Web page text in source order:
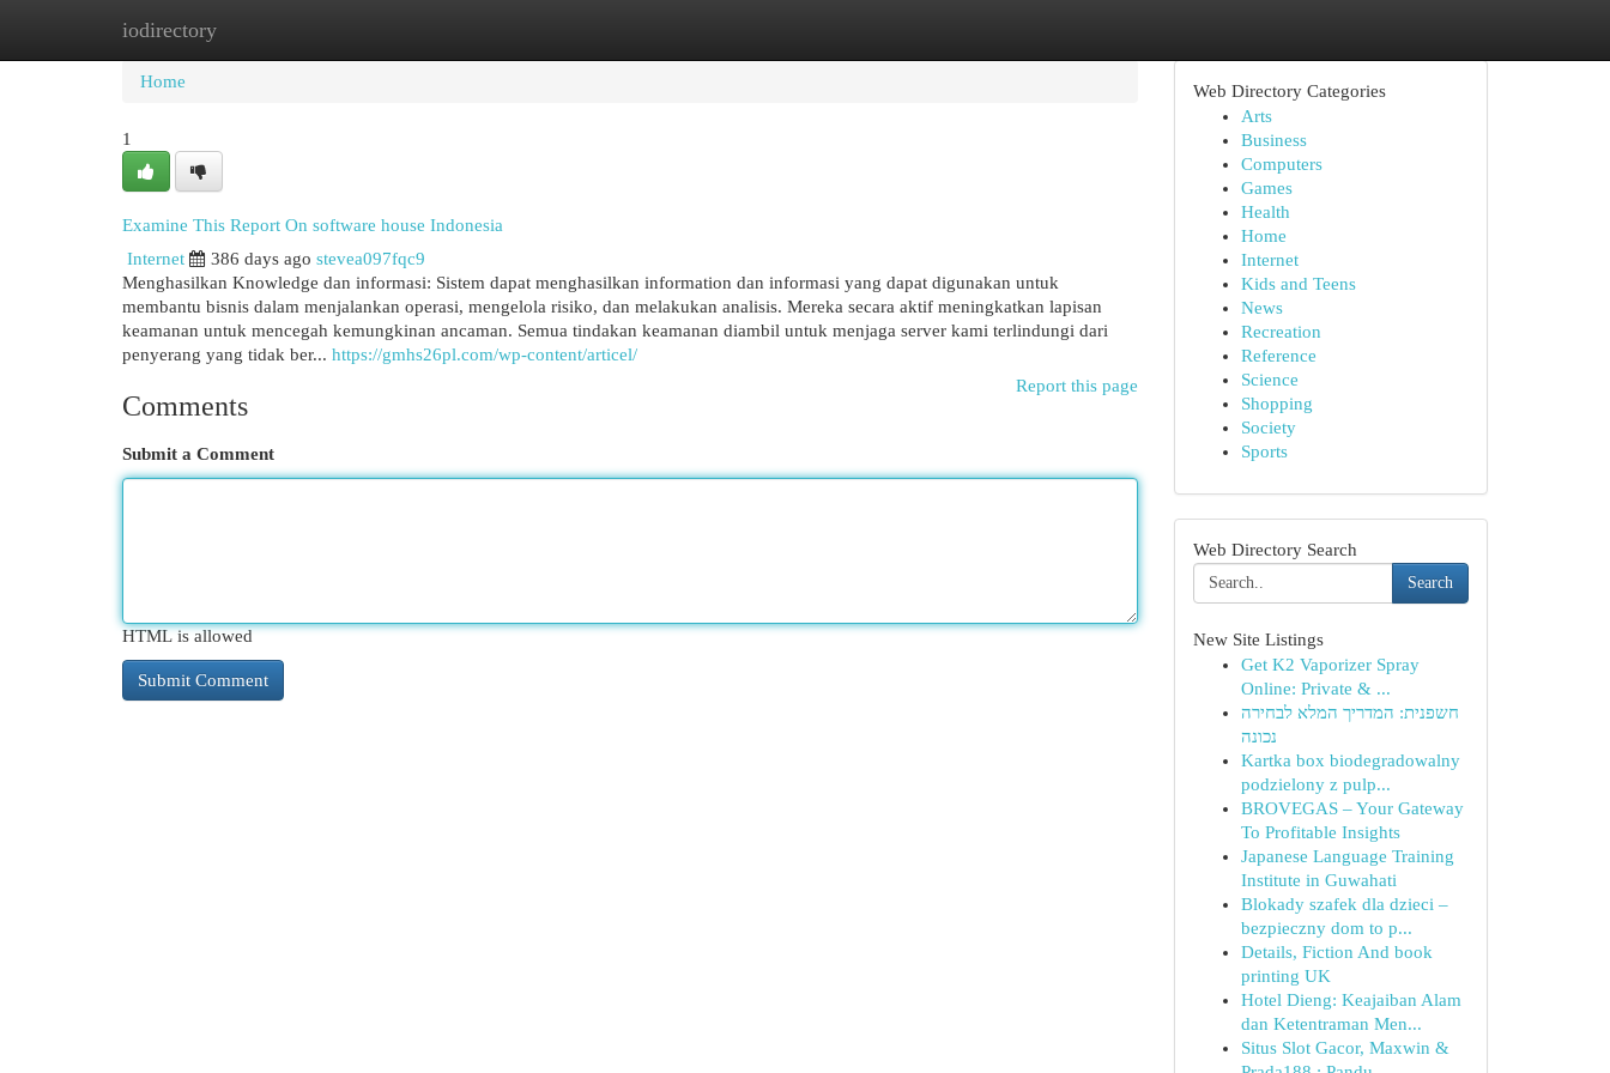
iodirectory
Home
Home
1
Examine This Report On software house Indonesia
Internet
386 days ago stevea097fqc9
Menghasilkan Knowledge dan informasi: Sistem dapat menghasilkan information dan informasi yang dapat digunakan untuk
membantu bisnis dalam menjalankan operasi, mengelola risiko, dan melakukan analisis. Mereka secara aktif meningkatkan lapisan
keamanan untuk mencegah kemungkinan ancaman. Semua tindakan keamanan diambil untuk menjaga server kami terlindungi dari
penyerang yang tidak ber... https://gmhs26pl.com/wp-content/articel/
Report this page
Comments
Submit a Comment
HTML is allowed
Web Directory Categories
Arts
Business
Computers
Games
Health
Home
Internet
Kids and Teens
News
Recreation
Reference
Science
Shopping
Society
Sports
Web Directory Search
Search
New Site Listings
Get K2 Vaporizer Spray
Online: Private & ...
חשפנית: המדריך המלא לבחירה
נכונה
Kartka box biodegradowalny
podzielony z pulp...
BROVEGAS – Your Gateway
To Profitable Insights
Japanese Language Training
Institute in Guwahati
Blokady szafek dla dzieci –
bezpieczny dom to p...
Details, Fiction And book
printing UK
Hotel Dieng: Keajaiban Alam
dan Ketentraman Men...
Situs Slot Gacor, Maxwin &